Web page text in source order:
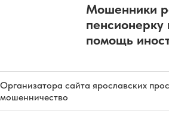
Мошенники
помощь
Организатора сайта ярославских
мошенничество